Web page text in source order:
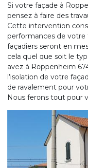
Si votre façade à
pensez à faire des
Cette intervention
performances de votre
façadiers seront en
cela quel que soit le
avez à Roppenheim
l’isolation de votre
de ravalement pour
Nous ferons tout pour